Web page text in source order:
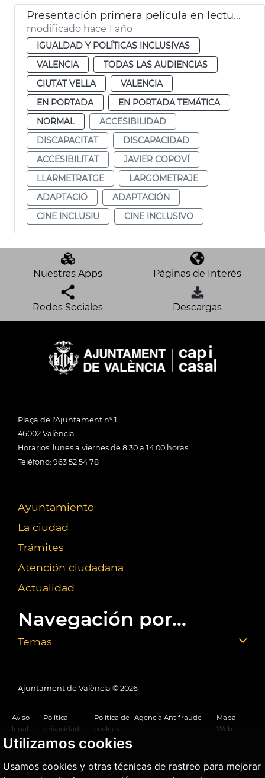
Utilizamos cookies
Usamos cookies y otras técnicas de rastreo para mejorar
Presentación primera película en lectura fácil en España
modificado hace 1 año
IGUALDAD Y POLÍTICAS INCLUSIVAS
VALENCIA
TODAS LAS AUDIENCIAS
CIUTAT VELLA
VALENCIA
EN PORTADA
EN PORTADA TEMÁTICA
NORMAL
ACCESIBILIDAD
DISCAPACITAT
DISCAPACIDAD
ACCESIBILITAT
JAVIER COPOVÍ
LLARMETRATGE
LARGOMETRAJE
ADAPTACIÓ
ADAPTACIÓN
CINE INCLUSIU
CINE INCLUSIVO
Nuestras Apps Páginas de Interés
Redes Sociales Descargas
Plaça de l'Ajuntament nº 1
46002 València
Horarios: lunes a viernes de 8:30 a 14:00 horas
Teléfono: 963 52 54 78
Ayuntamiento
La ciudad
Trámites
Atención ciudadana
Actualidad
Navegación por...
Temas
Ajuntament de València © 2026
Aviso
legal
Política
privacidad
Política de
cookies
Agencia Antifraude
Mapa
Web